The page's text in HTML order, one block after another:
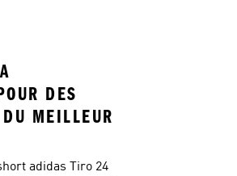
DES
MEILLEUR
adidas Tiro 24